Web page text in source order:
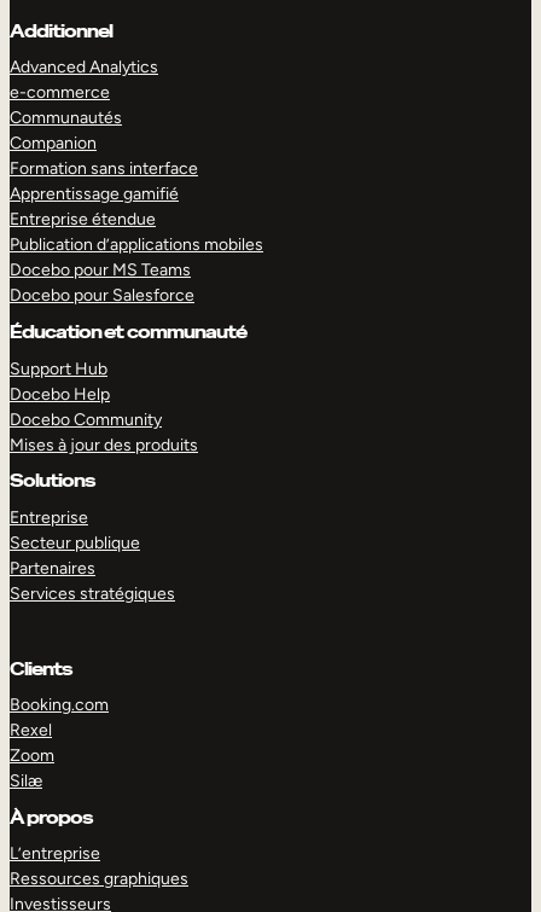
Additionnel
Advanced Analytics
e-commerce
Communautés
Companion
Formation sans interface
Apprentissage gamifié
Entreprise étendue
Publication d’applications mobiles
Docebo pour MS Teams
Docebo pour Salesforce
Éducation et communauté
Support Hub
Docebo Help
Docebo Community
Mises à jour des produits
Solutions
Entreprise
Secteur publique
Partenaires
Services stratégiques
Clients
Booking.com
Rexel
Zoom
Silæ
À propos
L’entreprise
Ressources graphiques
Investisseurs